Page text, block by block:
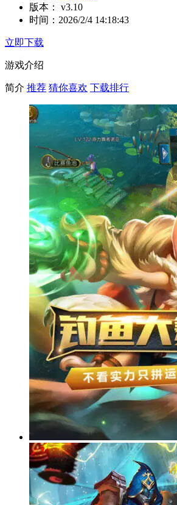
版本：
v3.10
时间： 2026/2/4 14:18:43
立即下载
游戏介绍
简介 推荐 猜你喜欢 下载排行